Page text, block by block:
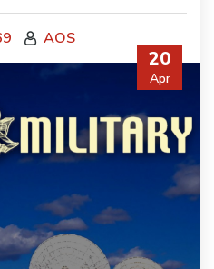
AOS
20
Apr